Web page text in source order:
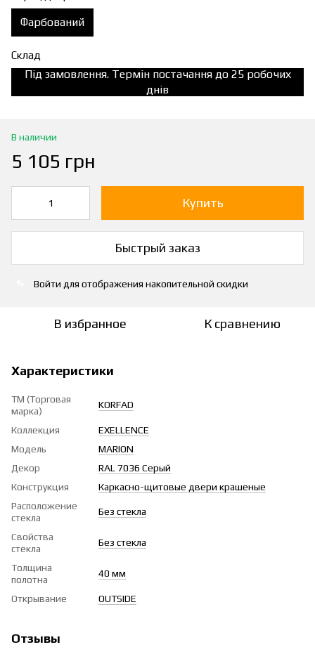
Фарбований
Склад
Під замовлення. Термін постачання до 25 робочих
днів
В наличии
5 105 грн
Купить
Быстрый заказ
Войти для отображения накопительной скидки
В избранное К сравнению
Характеристики
ТМ (Торговая
марка)
KORFAD
Коллекция
EXELLENCE
Модель
MARION
Декор
RAL 7036 Серый
Конструкция
Каркасно-щитовые двери крашеные
Расположение
стекла
Без стекла
Свойства
стекла
Без стекла
Толщина
полотна
40 мм
Открывание OUTSIDE
Отзывы